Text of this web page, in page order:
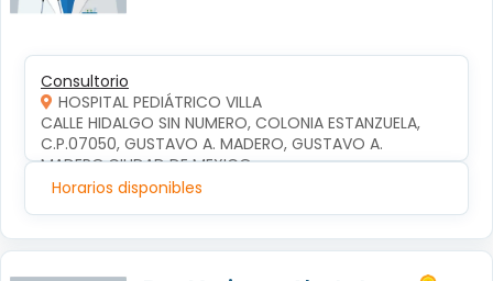
Consultorio
HOSPITAL PEDIÁTRICO VILLA
CALLE HIDALGO SIN NUMERO, COLONIA ESTANZUELA,
C.P.07050, GUSTAVO A. MADERO, GUSTAVO A.
MADERO,CIUDAD DE MEXICO
Horarios disponibles